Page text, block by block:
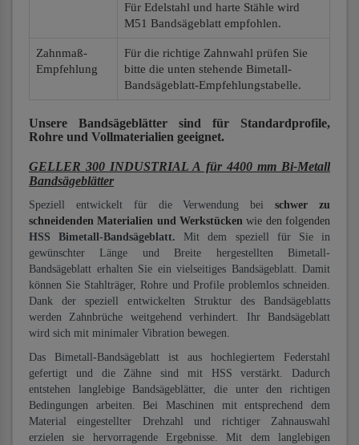
Für Edelstahl und harte Stähle wird
M51 Bandsägeblatt empfohlen.
Zahnmaß-
Empfehlung
Für die richtige Zahnwahl prüfen Sie
bitte die unten stehende Bimetall-
Bandsägeblatt-Empfehlungstabelle.
Unsere Bandsägeblätter sind für Standardprofile,
Rohre und Vollmaterialien geeignet.
GELLER 300 INDUSTRIAL A für 4400 mm Bi-Metall
Bandsägeblätter
Speziell entwickelt für die Verwendung beischwer zu
schneidenden Materialien und Werkstücken wie den folgenden
HSS Bimetall-Bandsägeblatt. Mit dem speziell für Sie in
gewünschter Länge und Breite hergestellten Bimetall-
Bandsägeblatt erhalten Sie ein vielseitiges Bandsägeblatt. Damit
können Sie Stahlträger, Rohre und Profile problemlos schneiden.
Dank der speziell entwickelten Struktur des Bandsägeblatts
werden Zahnbrüche weitgehend verhindert. Ihr Bandsägeblatt
wird sich mit minimaler Vibration bewegen.
Das Bimetall-Bandsägeblatt ist aus hochlegiertem Federstahl
gefertigt und die Zähne sind mit HSS verstärkt. Dadurch
entstehen langlebige Bandsägeblätter, die unter den richtigen
Bedingungen arbeiten. Bei Maschinen mit entsprechend dem
Material eingestellter Drehzahl und richtiger Zahnauswahl
erzielen sie hervorragende Ergebnisse. Mit dem langlebigen